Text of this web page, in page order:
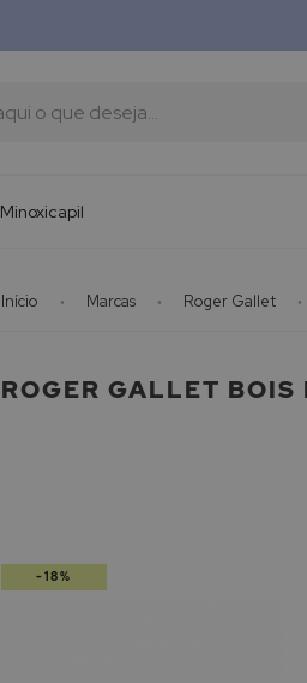
Minoxicapil
Início Marcas Roger Gallet
ROGER GALLET BOIS
-18%